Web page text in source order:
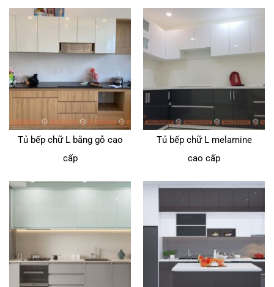
Tủ bếp chữ L bằng gỗ cao
cấp
Tủ bếp chữ L melamine
cao cấp